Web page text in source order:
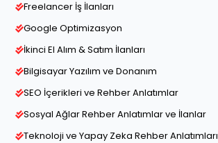
Freelancer İş İlanları
Google Optimizasyon
İkinci El Alım & Satım İlanları
Bilgisayar Yazılım ve Donanım
SEO İçerikleri ve Rehber Anlatımlar
Sosyal Ağlar Rehber Anlatımlar ve İlanlar
Teknoloji ve Yapay Zeka Rehber Anlatımları